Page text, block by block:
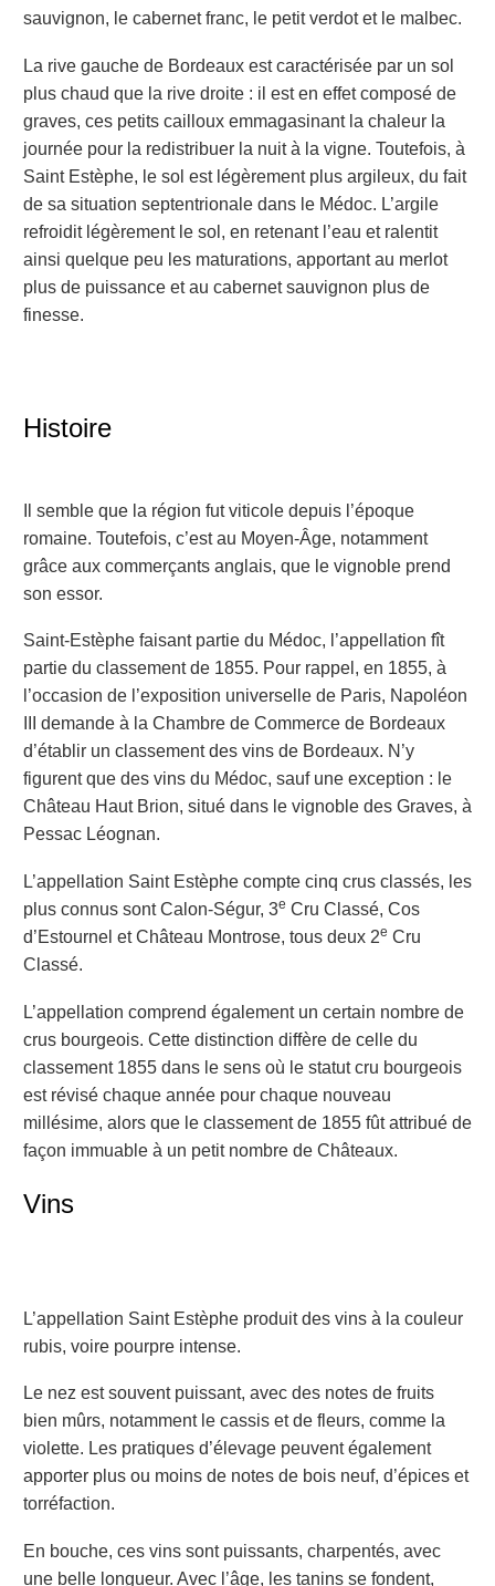
sauvignon, le cabernet franc, le petit verdot et le malbec.
La rive gauche de Bordeaux est caractérisée par un sol
plus chaud que la rive droite : il est en effet composé de
graves, ces petits cailloux emmagasinant la chaleur la
journée pour la redistribuer la nuit à la vigne. Toutefois, à
Saint Estèphe, le sol est légèrement plus argileux, du fait
de sa situation septentrionale dans le Médoc. L’argile
refroidit légèrement le sol, en retenant l’eau et ralentit
ainsi quelque peu les maturations, apportant au merlot
plus de puissance et au cabernet sauvignon plus de
finesse.
Histoire
Il semble que la région fut viticole depuis l’époque
romaine. Toutefois, c’est au Moyen-Âge, notamment
grâce aux commerçants anglais, que le vignoble prend
son essor.
Saint-Estèphe faisant partie du Médoc, l’appellation fît
partie du classement de 1855. Pour rappel, en 1855, à
l’occasion de l’exposition universelle de Paris, Napoléon
III demande à la Chambre de Commerce de Bordeaux
d’établir un classement des vins de Bordeaux. N’y
figurent que des vins du Médoc, sauf une exception : le
Château Haut Brion, situé dans le vignoble des Graves, à
Pessac Léognan.
L’appellation Saint Estèphe compte cinq crus classés, les
plus connus sont Calon-Ségur, 3e Cru Classé, Cos
d’Estournel et Château Montrose, tous deux 2e Cru
Classé.
L’appellation comprend également un certain nombre de
crus bourgeois. Cette distinction diffère de celle du
classement 1855 dans le sens où le statut cru bourgeois
est révisé chaque année pour chaque nouveau
millésime, alors que le classement de 1855 fût attribué de
façon immuable à un petit nombre de Châteaux.
Vins
L’appellation Saint Estèphe produit des vins à la couleur
rubis, voire pourpre intense.
Le nez est souvent puissant, avec des notes de fruits
bien mûrs, notamment le cassis et de fleurs, comme la
violette. Les pratiques d’élevage peuvent également
apporter plus ou moins de notes de bois neuf, d’épices et
torréfaction.
En bouche, ces vins sont puissants, charpentés, avec
une belle longueur. Avec l’âge, les tanins se fondent,